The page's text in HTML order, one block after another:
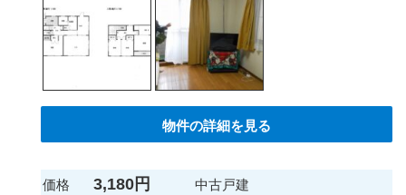
物件の詳細を見る
価格 3,180円
中古戸建